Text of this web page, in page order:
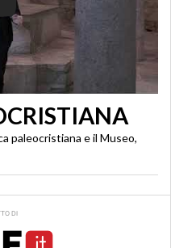
paleocristiana e il Museo,
DI